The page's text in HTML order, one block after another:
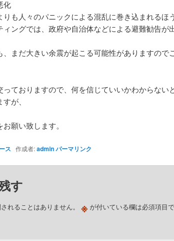
化
も人々のパニックによる混乱に巻き込まれるほ
ィングでは、政府や自治体などによる避難勧告が
まだ大きい余震が起こる可能性がありますので
ておりますので、何を信じていいかわからない
が、
願い致します。
ス 作成者:adminパーマリンク
す
れることはありません。 ※が付いている欄は必須項目